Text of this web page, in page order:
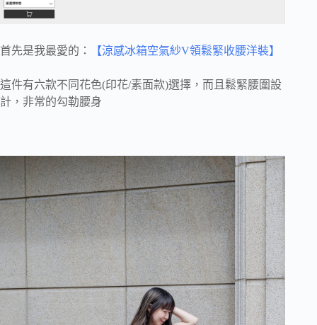
首先是我最愛的： 【涼感冰箱空氣紗V領鬆緊收腰洋裝】
這件有六款不同花色(印花/素面款)選擇，而且鬆緊腰圍設
計，非常的勾勒腰身